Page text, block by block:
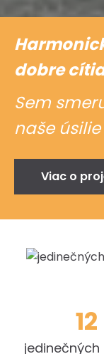
12
dobre
Sem
naše
Viac o